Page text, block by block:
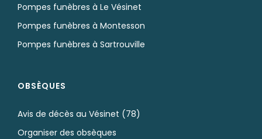
Pompes funèbres à Le Vésinet
Pompes funèbres à Montesson
Pompes funèbres à Sartrouville
OBSÈQUES
Avis de décès au Vésinet (78)
Organiser des obsèques